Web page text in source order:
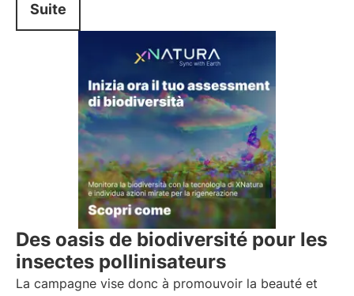
Suite
Des oasis de biodiversité pour les
insectes pollinisateurs
La campagne vise donc à promouvoir la beauté et